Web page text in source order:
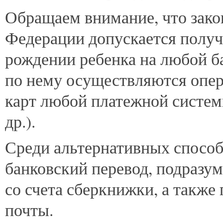
Обращаем внимание, что
Федерации допускается
рождении ребенка на любой
по нему осуществляются
карт любой платежной
др.).
Среди альтернативных
банковский перевод,
со счета сберкнижки, а
почты.